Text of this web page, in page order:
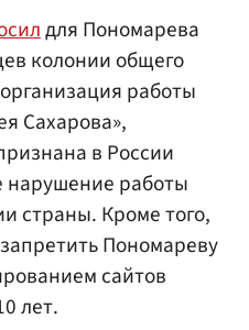
для Пономарева
колонии общего
работы
Сахарова»,
в России
нарушение работы
страны. Кроме того,
Пономареву
сайтов
лет.